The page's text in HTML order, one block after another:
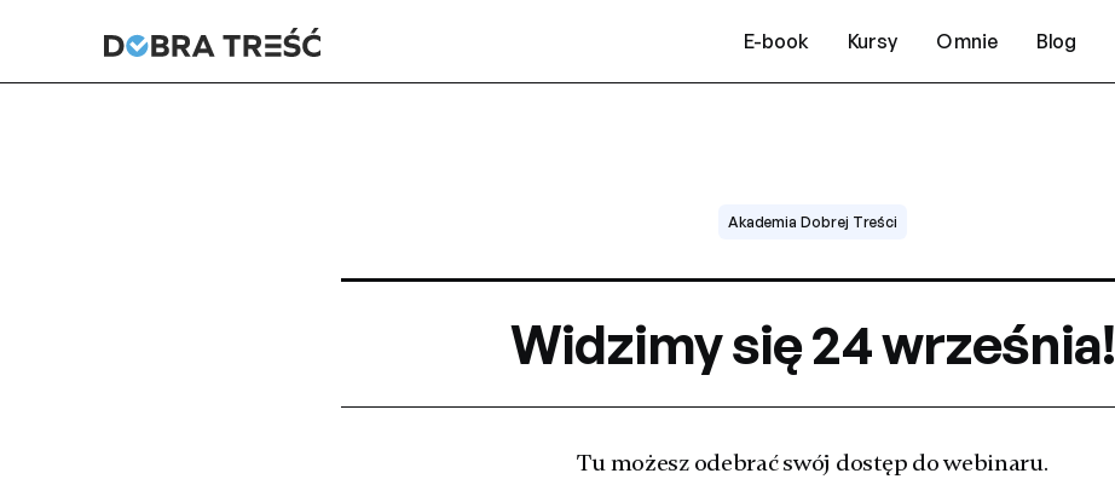
E-book Kursy O mnie Blog
Akademia Dobrej Treści
Widzimy się 24 września!
Tu możesz odebrać swój dostęp do webinaru.